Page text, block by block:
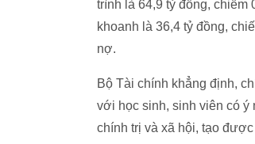
trình là 64,9 tỷ đồng, chiếm
khoanh là 36,4 tỷ đồng,
nợ.
Bộ Tài chính khẳng định,
với học sinh, sinh viên có ý
chính trị và xã hội, tạo